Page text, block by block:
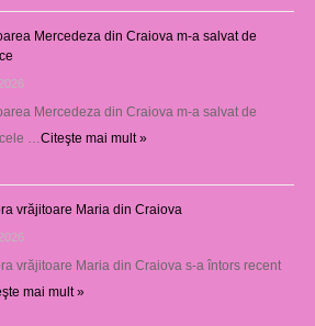
Mercedeza din Craiova m-a salvat de
Mercedeza din Craiova m-a salvat de
… Citeşte mai mult »
vrăjitoare Maria din Craiova
vrăjitoare Maria din Craiova s-a întors recent
mai mult »